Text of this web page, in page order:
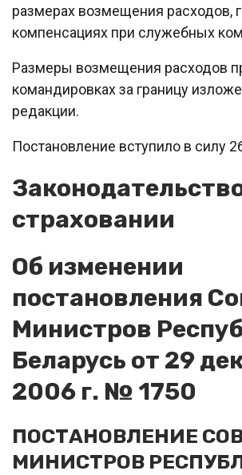
размерах возмещения расходов,
компенсациях при служебных
Размеры возмещения расходов
командировках за границу
редакции.
Постановление вступило в силу
страховании
Об изменении
постановления
Министров
Беларусь от 29
2006 г. № 1750
ПОСТАНОВЛЕНИЕ
МИНИСТРОВ